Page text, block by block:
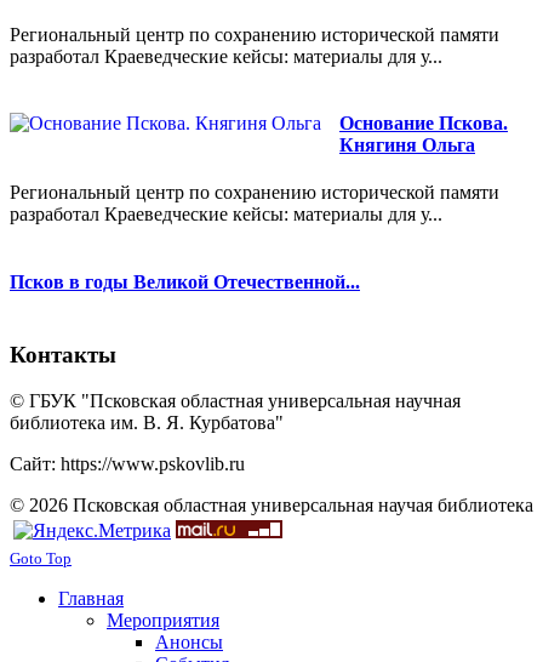
Региональный центр по сохранению исторической памяти
разработал Краеведческие кейсы: материалы для у...
Основание Пскова.
Княгиня Ольга
Региональный центр по сохранению исторической памяти
разработал Краеведческие кейсы: материалы для у...
Псков в годы Великой Отечественной...
Контакты
© ГБУК "Псковская областная универсальная научная
библиотека им. В. Я. Курбатова"
Сайт: https://www.pskovlib.ru
© 2026 Псковская областная универсальная научая библиотека
Goto Top
Главная
Мероприятия
Анонсы